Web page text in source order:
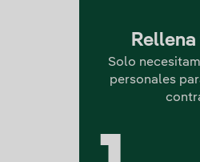
Solo
personales